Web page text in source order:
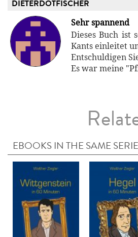
DIETERDOTFISCHER
Sehr spannend
Dieses Buch ist
Kants einleitet
Entschuldigen
Es war meine
EBOOKS IN THE SAME